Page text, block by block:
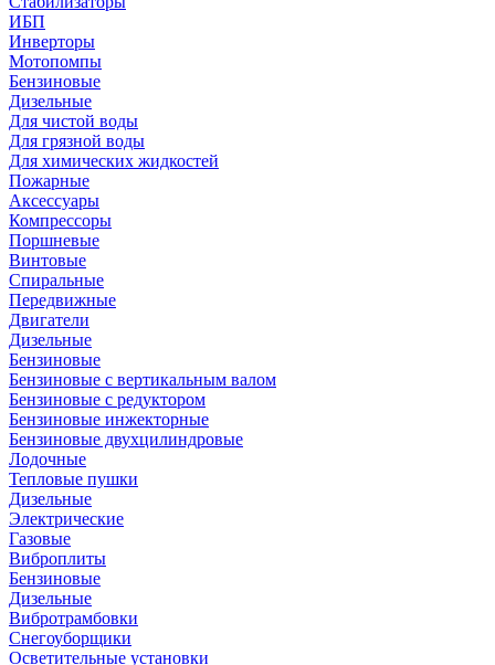
ИБП
Инверторы
Мотопомпы
Бензиновые
Дизельные
Для чистой воды
Для грязной воды
Для химических жидкостей
Пожарные
Аксессуары
Компрессоры
Поршневые
Винтовые
Спиральные
Передвижные
Двигатели
Дизельные
Бензиновые
Бензиновые с вертикальным валом
Бензиновые с редуктором
Бензиновые инжекторные
Бензиновые двухцилиндровые
Лодочные
Тепловые пушки
Дизельные
Электрические
Газовые
Виброплиты
Бензиновые
Дизельные
Вибротрамбовки
Снегоуборщики
Осветительные установки